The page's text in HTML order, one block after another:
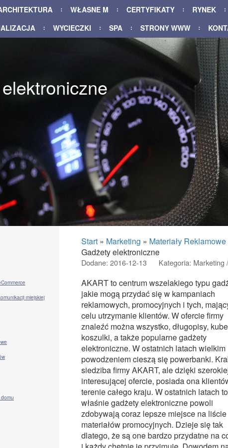
WŁASNE M CERTYFIKATY RYNEK
WYCIECZKI SPA STRONY WWW
Start » Marketing » Materiały Reklamowe
Gadżety elektroniczne
Dodane: 2016-12-13 Kategoria: Marketing
AKART to centrum wszelakiego typu
jakie mogą przydać się w kampaniach
reklamowych, promocyjnych i tych,
celu utrzymanie klientów. W ofercie firmy
znaleźć można wszystko, długopisy,
koszulki, a także popularne gadżety
elektroniczne. W ostatnich latach wielkim
powodzeniem cieszą się powerbanki.
siedziba firmy AKART, ale dzięki
interesującej ofercie, posiada ona
terenie całego kraju. W ostatnich latach to
właśnie gadżety elektroniczne powoli
zdobywają coraz lepsze miejsce na liście
materiałów promocyjnych. Dzieje się tak
dlatego, że są one bardzo przydatne na
miejskiej